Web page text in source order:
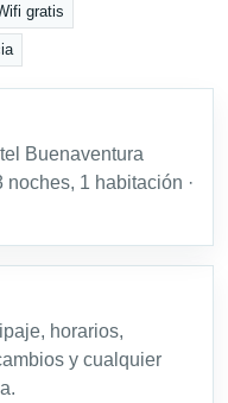
gratis
Buenaventura
1 habitación ·
horarios,
y cualquier